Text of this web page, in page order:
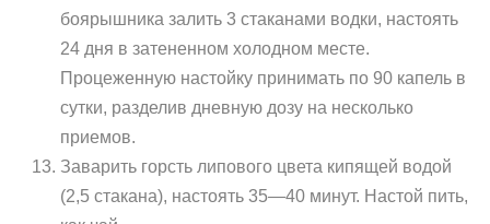
боярышника залить 3 стаканами водки, настоять
24 дня в затененном холодном месте.
Процеженную настойку принимать по 90 капель в
сутки, разделив дневную дозу на несколько
приемов.
Заварить горсть липового цвета кипящей водой
(2,5 стакана), настоять 35—40 минут. Настой пить,